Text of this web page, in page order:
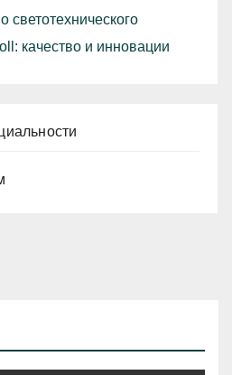
светотехнического
качество и инновации